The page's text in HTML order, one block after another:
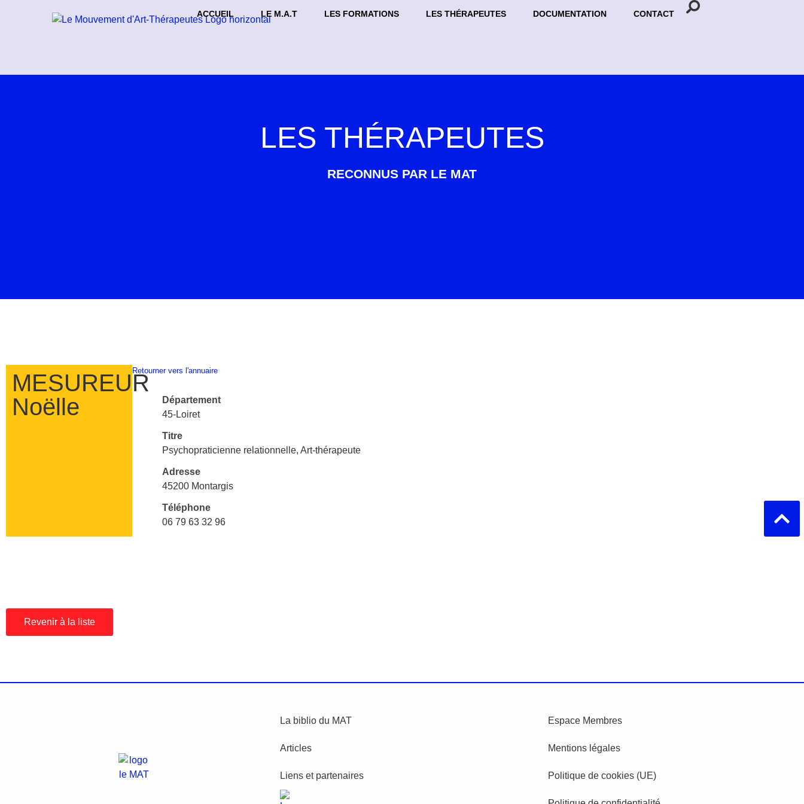
ACCUEIL LE M.A.T LES FORMATIONS LES THÉRAPEUTES DOCUMENTATION CONTACT
LES THÉRAPEUTES
RECONNUS PAR LE MAT
MESUREUR
Noëlle
Retourner vers l'annuaire
Département
45-Loiret
Titre
Psychopraticienne relationnelle, Art-thérapeute
Adresse
45200 Montargis
Téléphone
06 79 63 32 96
Revenir à la liste
La biblio du MAT
Articles
Liens et partenaires
Espace Membres
Mentions légales
Politique de cookies (UE)